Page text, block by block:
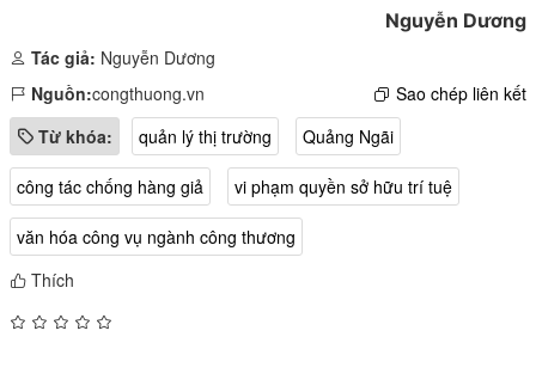
Nguyễn Dương
Tác giả: Nguyễn Dương
Nguồn:congthuong.vn
Sao chép liên kết
Từ khóa:
quản lý thị trường Quảng Ngãi
công tác chống hàng giả vi phạm quyền sở hữu trí tuệ
văn hóa công vụ ngành công thương
Thích